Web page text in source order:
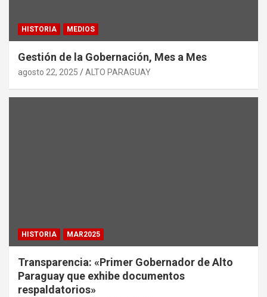
HISTORIA MEDIOS
Gestión de la Gobernación, Mes a Mes
agosto 22, 2025 ALTO PARAGUAY
HISTORIA MAR2025
Transparencia: «Primer Gobernador de Alto
Paraguay que exhibe documentos
respaldatorios»